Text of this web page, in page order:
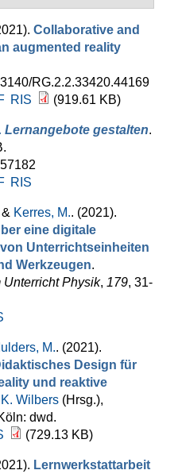
Collaborative and
augmented reality
RG.2.2.33420.44169
RIS (919.61 KB)
Lernangebote gestalten.
RIS
& Kerres, M.. (2021).
eine digitale
Unterrichtseinheiten
Werkzeugen.
Physik, 179, 31-
M.. (2021).
Design für
und reaktive
K. Wilbers (Hrsg.),
dwd.
(729.13 KB)
Lernwerkstattarbeit